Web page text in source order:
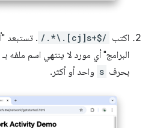
اكتب /.*\.[cj]s+$/ . تستبعد
البرامج" أي مورد لا ينتهي اسم ملفه بـ
بحرف s واحد أو أكثر.